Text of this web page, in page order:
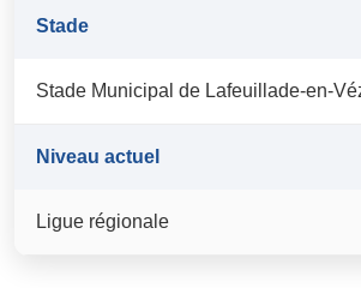
Stade
Stade Municipal de Lafeuillade-en-
Niveau actuel
Ligue régionale